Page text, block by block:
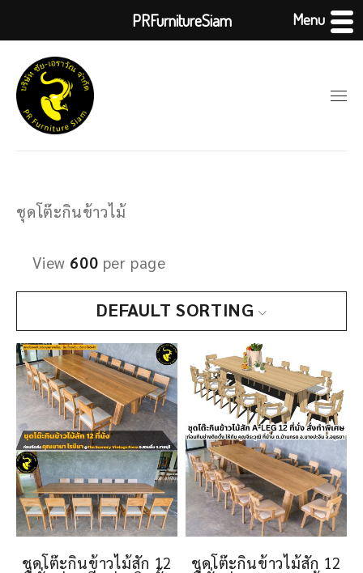
ชุดโต๊ะกินข้าวไม้
DEFAULT SORTING
View 600 per page
ชุดโต๊ะกินข้าวไม้สัก 12
ชุดโต๊ะกินข้าวไม้สัก 12
PRFurnitureSiam Menu